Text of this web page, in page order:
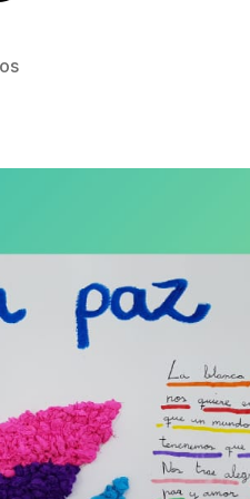
en
BIBLIO
2020